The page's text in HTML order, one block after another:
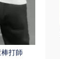
打師